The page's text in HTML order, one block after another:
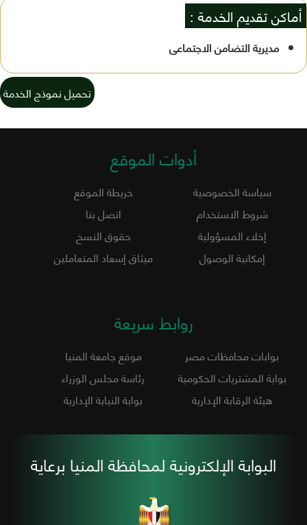
أماكن تقديم الخدمة :
مديرية التضامن الاجتماعى
تحميل نموذج الخدمة
أدوات الموقع
سياسة الخصوصية
خريطة الموقع
شروط الاستخدام
اتصل بنا
إخلاء المسؤولية
حقوق النسخ
إمكانية الوصول
ميثاق إسعاد المتعاملين
روابط سريعة
بوابات محافظات مصر
موقع جامعة المنيا
بوابة المشتريات الحكومية
رئاسة مجلس الوزراء
هيئة الرقابة الإدارية
بوابة النيابة الإدارية
البوابة الإلكترونية لمحافظة المنيا برعاية